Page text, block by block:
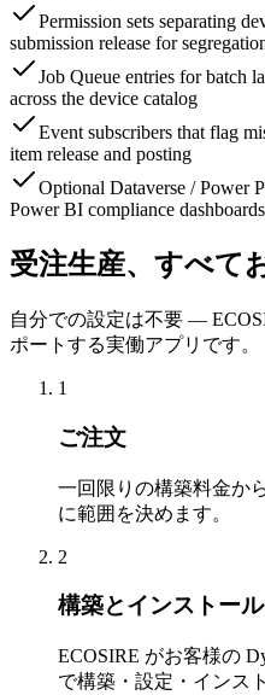
Permission sets separating
submission release for
Job Queue entries for batch
across the device catalog
Event subscribers that flag
item release and posting
Optional Dataverse / Power
Power BI compliance dashboards
受注生産、すべて
自分での設定は不要 —
ポートする実働アプリです。
1
ご注文
一回限りの構築料金か
に範囲を決めます。
2
構築とインストール
ECOSIRE がお客様の
で構築・設定・インス